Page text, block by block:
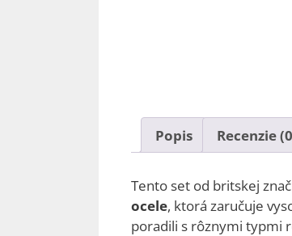
Popis Recenzie
Tento set od britskej
ocele, ktorá zaručuje
poradili s rôznymi typmi